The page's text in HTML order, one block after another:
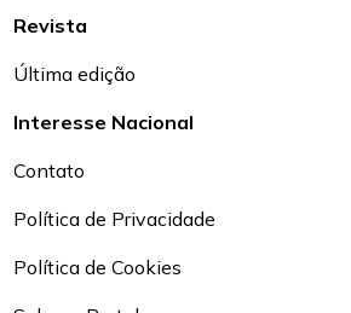
Revista
Última edição
Interesse Nacional
Contato
Política de Privacidade
Política de Cookies